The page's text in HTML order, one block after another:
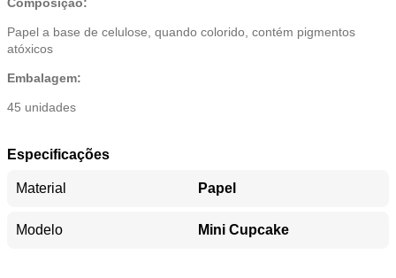
Papel a base de celulose, quando colorido, contém pigmentos
atóxicos
Embalagem:
45 unidades
Especificações
Material Papel
Modelo Mini Cupcake